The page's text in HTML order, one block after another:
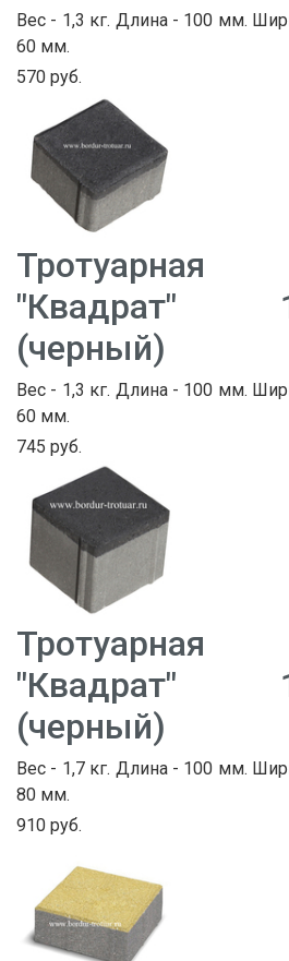
Вес - 1,3 кг. Длина - 100 мм.
60 мм.
570 руб.
"Квадрат"
(черный)
Вес - 1,3 кг. Длина - 100 мм.
60 мм.
745 руб.
"Квадрат"
(черный)
Вес - 1,7 кг. Длина - 100 мм.
80 мм.
910 руб.